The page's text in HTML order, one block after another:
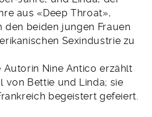
aus «Deep Throat»,
den beiden jungen Frauen
Sexindustrie zu
Autorin Nine Antico erzählt
von Bettie und Linda; sie
begeistert gefeiert.